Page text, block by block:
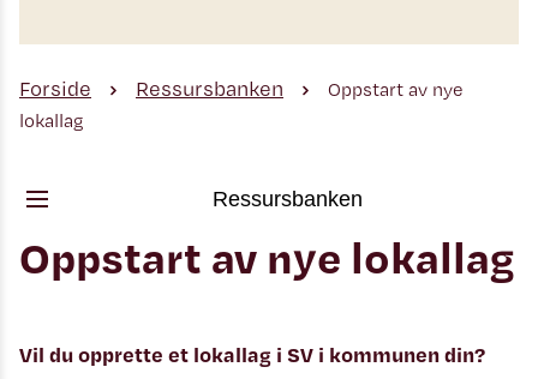
Forside Ressursbanken
Oppstart av nye
lokallag
Ressursbanken
Oppstart av nye lokallag
Vil du opprette et lokallag i SV i kommunen din?